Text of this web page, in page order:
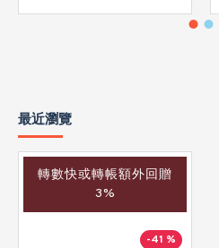
最近瀏覽
轉數快或轉帳額外回贈
3%
-41 %